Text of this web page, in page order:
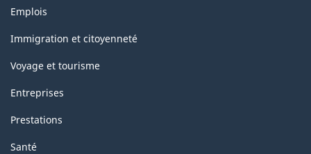
Thèmes
sujets
Emplois
Immigration et citoyenneté
Voyage et tourisme
Entreprises
Prestations
Santé